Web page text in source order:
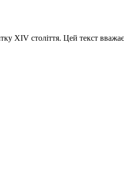
XIV століття. Цей текст